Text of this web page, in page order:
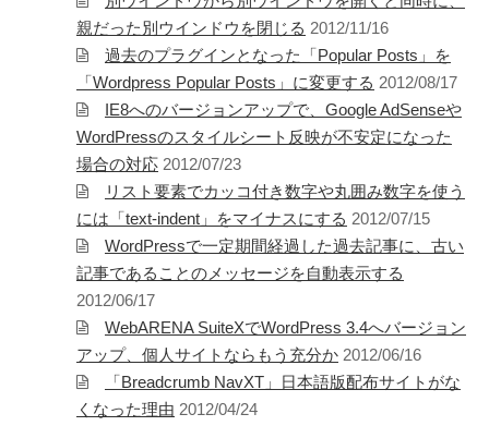
親だった別ウインドウを閉じる 2012/11/16
過去のプラグインとなった「Popular Posts」を
「Wordpress Popular Posts」に変更する 2012/08/17
IE8へのバージョンアップで、Google AdSenseや
WordPressのスタイルシート反映が不安定になった
場合の対応 2012/07/23
リスト要素でカッコ付き数字や丸囲み数字を使う
には「text-indent」をマイナスにする 2012/07/15
WordPressで一定期間経過した過去記事に、古い
記事であることのメッセージを自動表示する
2012/06/17
WebARENA SuiteXでWordPress 3.4へバージョン
アップ、個人サイトならもう充分か 2012/06/16
「Breadcrumb NavXT」日本語版配布サイトがな
くなった理由 2012/04/24